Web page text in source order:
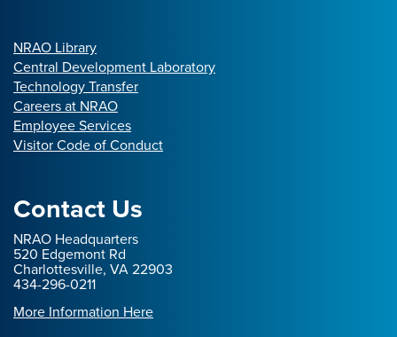
NRAO Library
Central Development Laboratory
Technology Transfer
Careers at NRAO
Employee Services
Visitor Code of Conduct
Contact Us
NRAO Headquarters
520 Edgemont Rd
Charlottesville, VA 22903
434-296-0211
More Information Here